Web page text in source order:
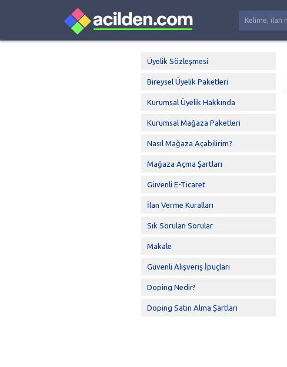
Üyelik Sözleşmesi
Bireysel Üyelik Paketleri
Kurumsal Üyelik Hakkında
Kurumsal Mağaza Paketleri
Nasıl Mağaza Açabilirim?
Mağaza Açma Şartları
Güvenli E-Ticaret
İlan Verme Kuralları
Sık Sorulan Sorular
Makale
Güvenli Alışveriş İpuçları
Doping Nedir?
Doping Satın Alma Şartları